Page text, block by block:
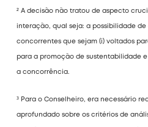
² A decisão não tratou de aspecto
interação, qual seja: a possibilidade
concorrentes que sejam (i) voltados
para a promoção de sustentabilidade
a concorrência.
³ Para o Conselheiro, era necessário
aprofundado sobre os critérios de